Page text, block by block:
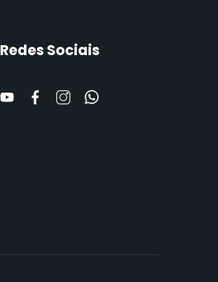
Redes Sociais